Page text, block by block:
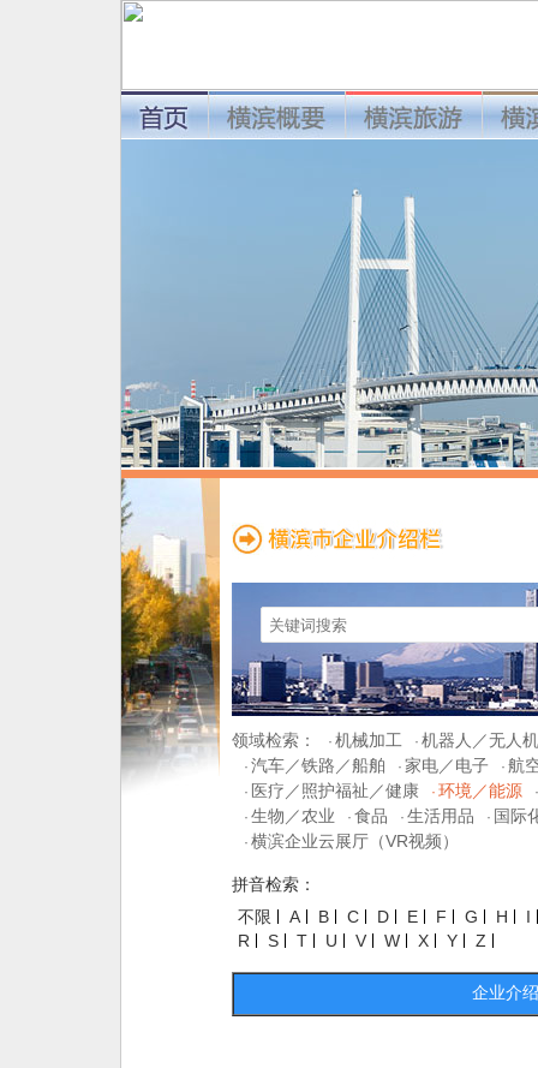
领域检索： · 机械加工 · 机器人／无人机
· 汽车／铁路／船舶 · 家电／电子 · 航
· 医疗／照护福祉／健康 · 环境／能源
·
· 生物／农业 · 食品 · 生活用品 · 国际
· 横滨企业云展厅（VR视频）
拼音检索：
不限
A B C D E F G H
I
R
S T U V W X Y Z
企业介绍